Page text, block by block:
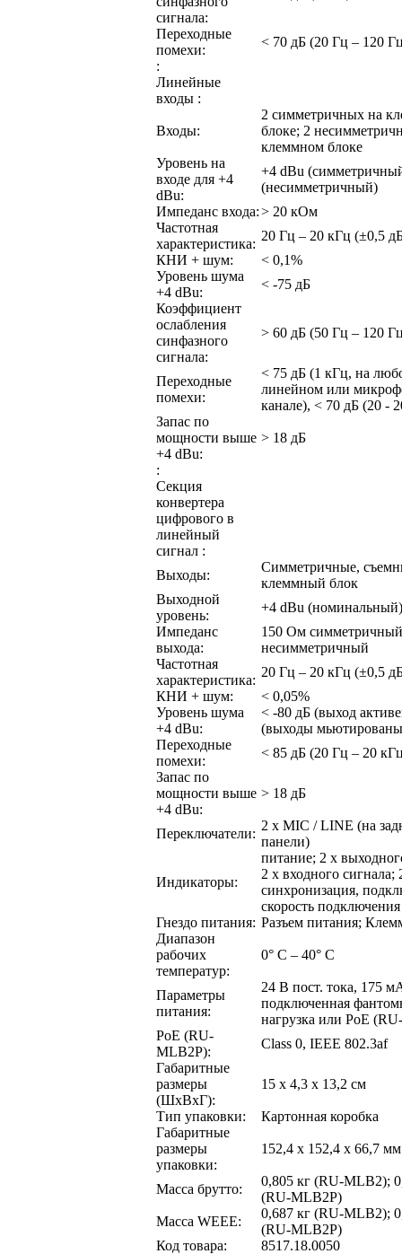
сигнала:
Переходные
помехи:
< 70 дБ (20 Гц – 120
:
Линейные
входы :
Входы:
2 симметричных на
блоке; 2
клеммном блоке
Уровень на
входе для +4
dBu:
+4 dBu
(несимметричный)
Импеданс входа:> 20 кОм
Частотная
характеристика:
20 Гц – 20 кГц (±0,5
КНИ + шум:
< 0,1%
Уровень шума
+4 dBu:
< -75 дБ
Коэффициент
ослабления
синфазного
сигнала:
> 60 дБ (50 Гц – 120
Переходные
помехи:
< 75 дБ (1 кГц, на
линейном или
канале), < 70 дБ (20 -
Запас по
мощности выше
+4 dBu:
> 18 дБ
:
Секция
конвертера
цифрового в
линейный
сигнал :
Выходы:
Симметричные,
клеммный блок
Выходной
уровень:
+4 dBu (номинальный)
Импеданс
выхода:
150 Ом
несимметричный
Частотная
характеристика:
20 Гц – 20 кГц (±0,5
КНИ + шум:
< 0,05%
Уровень шума
+4 dBu:
< -80 дБ (выход
(выходы
Переходные
помехи:
< 85 дБ (20 Гц – 20
Запас по
мощности выше
+4 dBu:
> 18 дБ
Переключатели:
2 х MIC / LINE (на
панели)
Индикаторы:
питание; 2 х
2 х входного сигнала;
синхронизация,
скорость
Гнездо питания: Разъем питания;
Диапазон
рабочих
температур:
0° C – 40° C
Параметры
питания:
24 В пост. тока, 175
подключенная
нагрузка или PoE
PoE (RU-
MLB2P):
Class 0, IEEE 802.3af
Габаритные
размеры
(ШхВхГ):
15 х 4,3 х 13,2 см
Тип упаковки:
Картонная коробка
Габаритные
размеры
упаковки:
152,4 x 152,4 x 66,7 мм
Масса брутто:
0,805 кг (RU-MLB2);
(RU-MLB2P)
Масса WEEE:
0,687 кг (RU-MLB2);
(RU-MLB2P)
Код товара:
8517.18.0050